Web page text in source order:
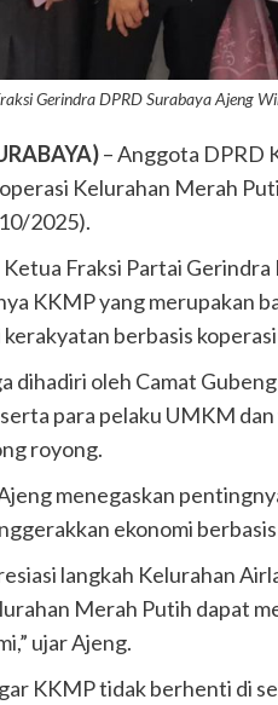
Gerindra DPRD Surabaya Ajeng
– Anggota DPRD
Kelurahan Merah
2025).
Fraksi Partai
KKMP yang merupakan
berbasis
dihadiri oleh Camat
para pelaku UMKM
royong.
menegaskan
ekonomi
langkah Kelurahan
Merah Putih dapat
ujar Ajeng.
KKMP tidak berhenti di